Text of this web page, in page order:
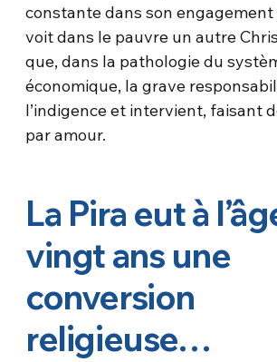
constante dans son
voit dans le pauvre un autre
que, dans la pathologie du
économique, la grave
l’indigence et intervient, faisant
par amour.
La Pira eut à
vingt ans une
conversion
religieuse…